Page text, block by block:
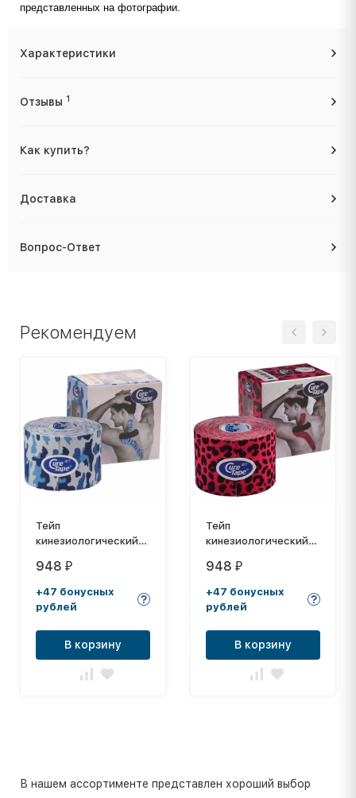
представленных на фотографии.
Характеристики
Отзывы 1
Как купить?
Доставка
Вопрос-Ответ
Рекомендуем
Тейп
кинезиологический
см x 5 м, арт.
164002, бело-сине-
голубой
948 ₽
+47 бонусных
рублей
В корзину
Тейп
кинезиологический
5 см x 5 м, арт.
163210, красно-
черный
948 ₽
+47 бонусных
рублей
В корзину
В нашем ассортименте представлен хороший выбор